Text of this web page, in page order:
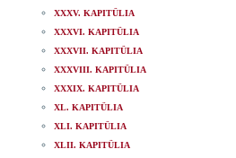
XXXV. KAPITÜLIA
XXXVI. KAPITÜLIA
XXXVII. KAPITÜLIA
XXXVIII. KAPITÜLIA
XXXIX. KAPITÜLIA
XL. KAPITÜLIA
XLI. KAPITÜLIA
XLII. KAPITÜLIA